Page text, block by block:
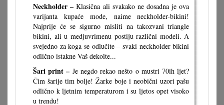
Neckholder – Klasična ali svakako ne dosadna je ova
varijanta kupaće mode, naime neckholder-bikini!
Najprije će se sigurno misliti na takozvani triangle
bikini, ali u medjuvrimenu postiju različni modeli. A
svejedno za koga se odlučite – svaki neckholder bikini
odlično istakne Vaš dekolte...
Šari print – Je negdo rekao nešto o mustri 70ih ljet?
Čim šarije tim bolje! Žarke boje i neobični uzori pašu
odlično k ljetnim temperaturom i su ljetos opet visoko
u trendu!